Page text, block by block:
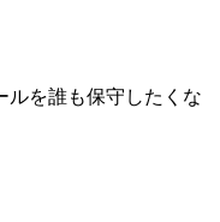
ルを誰も保守したくな